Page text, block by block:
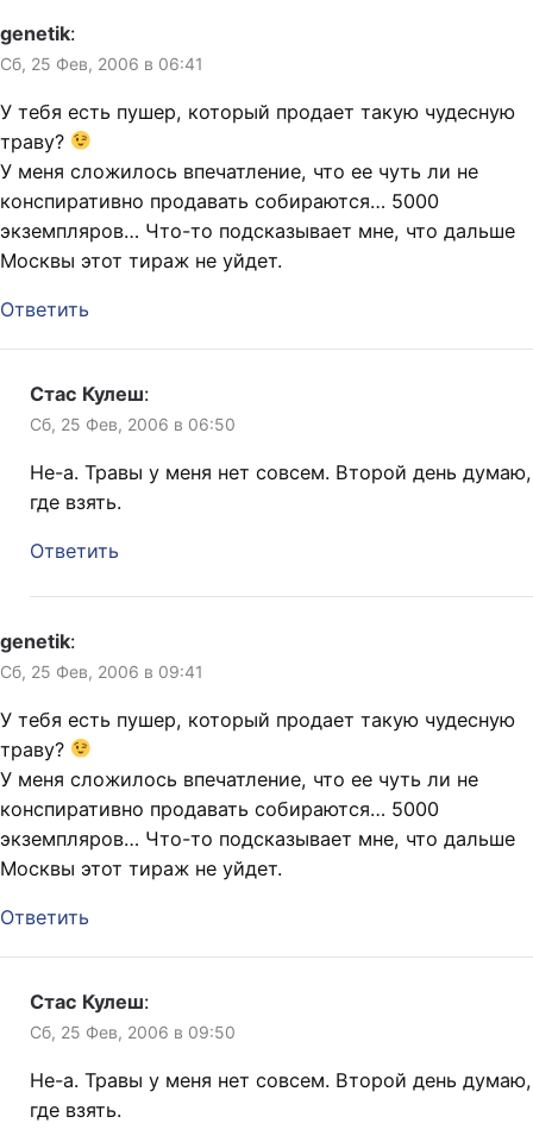
genetik:
Сб, 25 Фев, 2006 в 06:41
У тебя есть пушер, который продает такую чудесную
траву?
У меня сложилось впечатление, что ее чуть ли не
конспиративно продавать собираются… 5000
экземпляров… Что-то подсказывает мне, что дальше
Москвы этот тираж не уйдет.
Ответить
Стас Кулеш:
Сб, 25 Фев, 2006 в 06:50
Не-а. Травы у меня нет совсем. Второй день думаю,
где взять.
Ответить
genetik:
Сб, 25 Фев, 2006 в 09:41
У тебя есть пушер, который продает такую чудесную
траву?
У меня сложилось впечатление, что ее чуть ли не
конспиративно продавать собираются… 5000
экземпляров… Что-то подсказывает мне, что дальше
Москвы этот тираж не уйдет.
Ответить
Стас Кулеш:
Сб, 25 Фев, 2006 в 09:50
Не-а. Травы у меня нет совсем. Второй день думаю,
где взять.